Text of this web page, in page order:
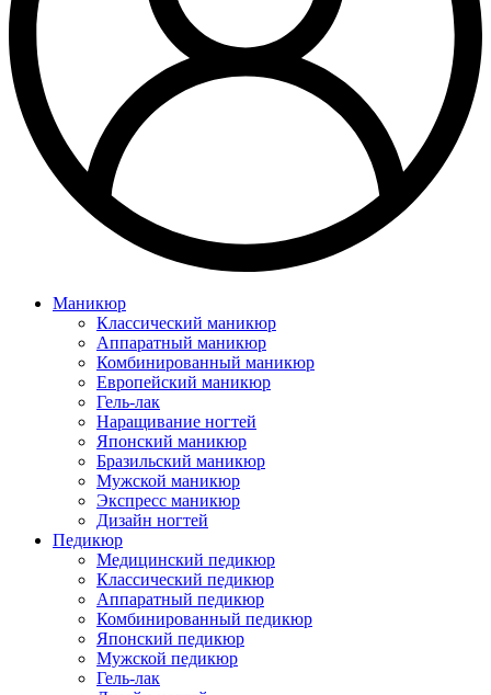
Маникюр
Классический маникюр
Аппаратный маникюр
Комбинированный маникюр
Европейский маникюр
Гель-лак
Наращивание ногтей
Японский маникюр
Бразильский маникюр
Мужской маникюр
Экспресс маникюр
Дизайн ногтей
Педикюр
Медицинский педикюр
Классический педикюр
Аппаратный педикюр
Комбинированный педикюр
Японский педикюр
Мужской педикюр
Гель-лак